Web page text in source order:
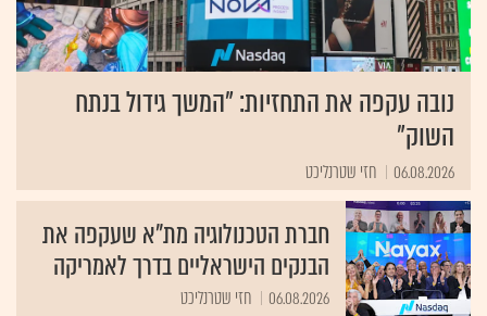
נובה עקפה את התחזיות: "המשך גידול בנתח
השוק"
06.08.2026 חזי שטרנליכט
חברת הטכנולוגיה מת"א שעקפה את
הבנקים הישראליים בדרך לאמריקה
06.08.2026 חזי שטרנליכט